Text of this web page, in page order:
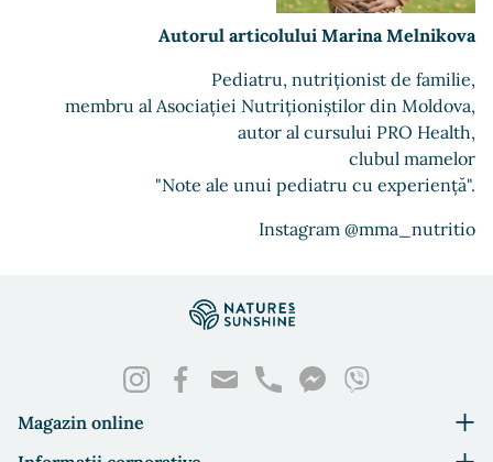
Autorul articolului Marina Melnikova
Pediatru, nutriționist de familie,
membru al Asociației Nutriționiștilor din Moldova,
autor al cursului PRO Health,
clubul mamelor
"Note ale unui pediatru cu experiență".
Instagram @mma_nutritio
Magazin online